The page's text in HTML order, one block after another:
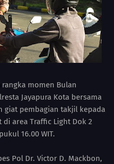
momen Bulan
Jayapura Kota bersama
giat pembagian takjil kepada
area Traffic Light Dok 2
16.00 WIT.
Pol Dr. Victor D. Mackbon,